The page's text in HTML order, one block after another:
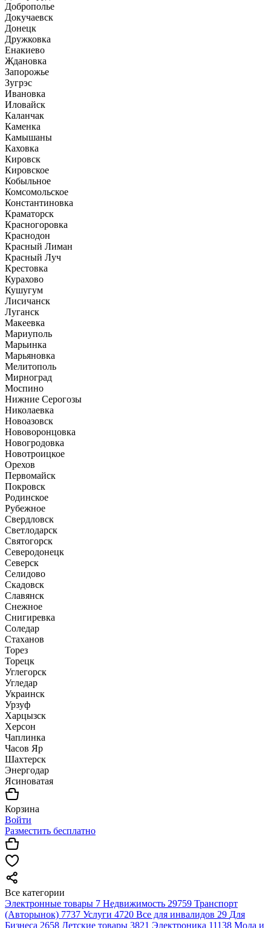
Доброполье
Докучаевск
Донецк
Дружковка
Енакиево
Ждановка
Запорожье
Зугрэс
Ивановка
Иловайск
Каланчак
Каменка
Камышаны
Каховка
Кировск
Кировское
Кобыльное
Комсомольское
Константиновка
Краматорск
Красногоровка
Краснодон
Красный Лиман
Красный Луч
Крестовка
Курахово
Кушугум
Лисичанск
Луганск
Макеевка
Мариуполь
Марьинка
Марьяновка
Мелитополь
Мирноград
Моспино
Нижние Серогозы
Николаевка
Новоазовск
Нововоронцовка
Новогродовка
Новотроицкое
Орехов
Первомайск
Покровск
Родинское
Рубежное
Свердловск
Светлодарск
Святогорск
Северодонецк
Северск
Селидово
Скадовск
Славянск
Снежное
Снигиревка
Соледар
Стаханов
Торез
Торецк
Углегорск
Угледар
Украинск
Урзуф
Харцызск
Херсон
Чаплинка
Часов Яр
Шахтерск
Энергодар
Ясиноватая
Корзина
Войти
Разместить бесплатно
Все категории
Электронные товары 7 Недвижимость 29759 Транспорт
(Авторынок) 7737 Услуги 4720 Все для инвалидов 29 Для
Бизнеса 2658 Детские товары 3821 Электроника 11138 Мода и